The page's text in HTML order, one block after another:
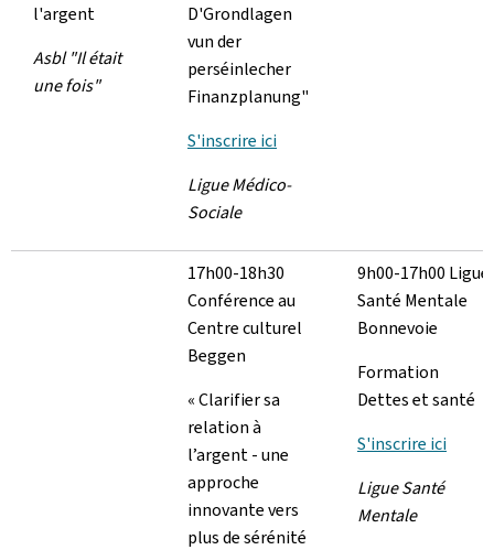
l'argent
Asbl "Il était
une fois"
D'Grondlagen
vun der
perséinlecher
Finanzplanung"
S'inscrire ici
Ligue Médico-
Sociale
17h00-18h30
Conférence au
Centre culturel
Beggen
« Clarifier sa
relation à
l’argent - une
approche
innovante vers
plus de sérénité
9h00-17h00 Ligue
Santé Mentale
Bonnevoie
Formation
Dettes et santé
S'inscrire ici
Ligue Santé
Mentale